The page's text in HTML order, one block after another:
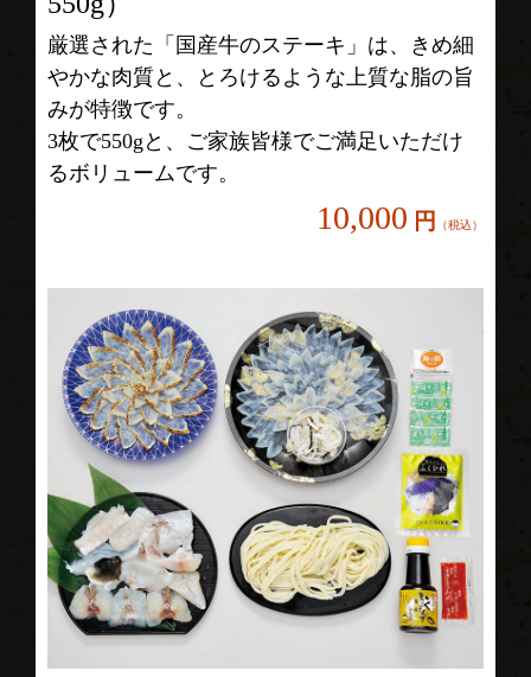
厳選された「国産牛のステーキ」は、きめ細
やかな肉質と、とろけるような上質な脂の旨
みが特徴です。
3枚で550gと、ご家族皆様でご満足いただけ
るボリュームです。
10,000 円 （税込）